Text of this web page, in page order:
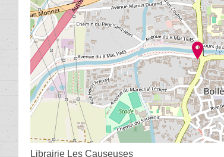
Librairie Les Causeuses